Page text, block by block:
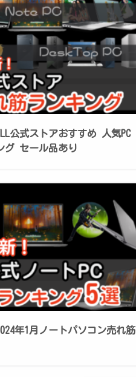
公式ストアおすすめ 人気PC
グ セール品あり
年1月ノートパソコン売れ筋